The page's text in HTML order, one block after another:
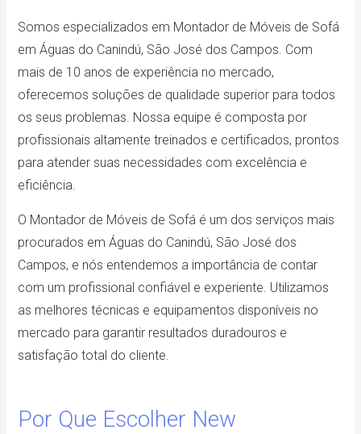
Somos especializados em Montador de Móveis de Sofá
em Águas do Canindú, São José dos Campos. Com
mais de 10 anos de experiência no mercado,
oferecemos soluções de qualidade superior para todos
os seus problemas. Nossa equipe é composta por
profissionais altamente treinados e certificados, prontos
para atender suas necessidades com excelência e
eficiência.
O Montador de Móveis de Sofá é um dos serviços mais
procurados em Águas do Canindú, São José dos
Campos, e nós entendemos a importância de contar
com um profissional confiável e experiente. Utilizamos
as melhores técnicas e equipamentos disponíveis no
mercado para garantir resultados duradouros e
satisfação total do cliente.
Por Que Escolher New